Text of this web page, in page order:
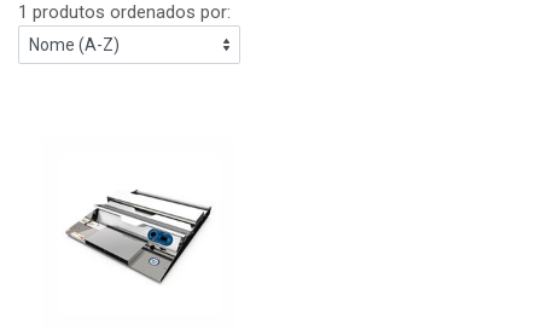
1 produtos ordenados por: